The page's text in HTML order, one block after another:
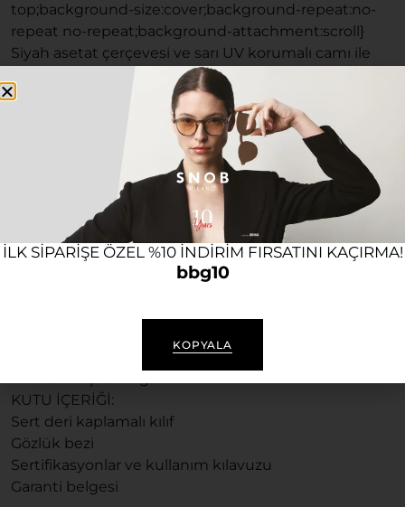
top;background-size:cover;background-repeat:no-
repeat no-repeat;background-attachment:scroll}
Siyah asetat çerçevesi ve sarı UV korumalı camı ile
UNİQUE DESİGN MILANO British hayatınıza tarz
katacak.
Kullanım alanı: Günlük kullanıma uygun, bir çok tarz
ile uyum sağlayan ve İtalya ‘da üretilmiş UNİQUE
DESİGN MILANO British vazgeçemediğiniz
aksesuarlarınızın başında gelecek.
British deri kutusu, markaya özel gözlük bezi ile
KUTU İÇERİĞİ:
Sert deri kaplamalı kılıf
Gözlük bezi
Sertifikasyonlar ve kullanım kılavuzu
Garanti belgesi
ILK SIPARIŞE ÖZEL %10 INDIRIM FIRSATINI KAÇIRMA!
bbg10
KOPYALA